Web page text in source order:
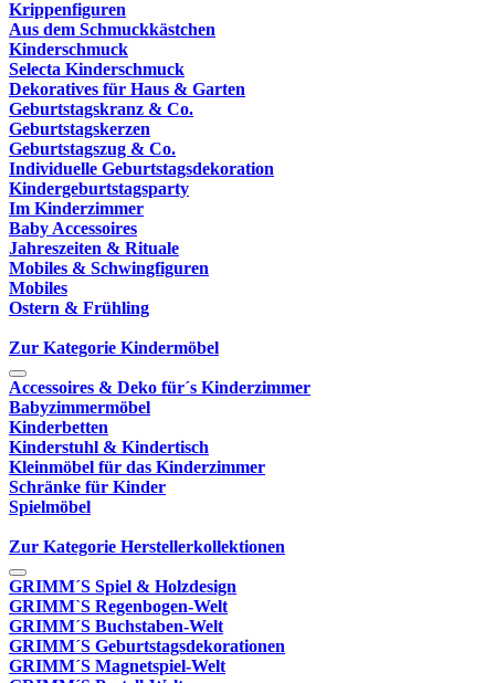
Krippenfiguren
Aus dem Schmuckkästchen
Kinderschmuck
Selecta Kinderschmuck
Dekoratives für Haus & Garten
Geburtstagskranz & Co.
Geburtstagskerzen
Geburtstagszug & Co.
Individuelle Geburtstagsdekoration
Kindergeburtstagsparty
Im Kinderzimmer
Baby Accessoires
Jahreszeiten & Rituale
Mobiles & Schwingfiguren
Mobiles
Ostern & Frühling
Zur Kategorie Kindermöbel
Accessoires & Deko für´s Kinderzimmer
Babyzimmermöbel
Kinderbetten
Kinderstuhl & Kindertisch
Kleinmöbel für das Kinderzimmer
Schränke für Kinder
Spielmöbel
Zur Kategorie Herstellerkollektionen
GRIMM´S Spiel & Holzdesign
GRIMM`S Regenbogen-Welt
GRIMM´S Buchstaben-Welt
GRIMM´S Geburtstagsdekorationen
GRIMM´S Magnetspiel-Welt